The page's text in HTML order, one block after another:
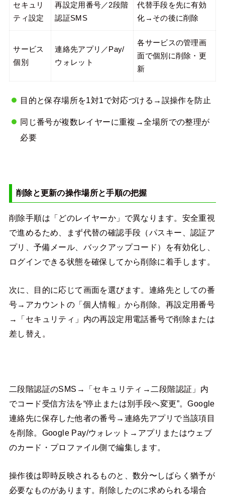
セキュリ
ティ設定
再設定用番号／2段階
認証SMS
代替手段を先に有効
化→その後に削除
サービス
個別
連絡先アプリ／Pay/
ウォレット
各サービスの管理画
面で個別に削除・更
新
目的と保存場所を1対1で対応づける→誤操作を防止
同じ番号が複数レイヤーに重複→全場所での整理が
必要
削除と更新の操作場所と手順の把握
削除手順は「どのレイヤーか」で異なります。安全重視
で進めるため、まず代替の確認手段（パスキー、認証ア
プリ、予備メール、バックアップコード）を有効化し、
ログインできる状態を確保してから削除に着手します。
次に、目的に応じて画面を選びます。連絡先としての番
号→アカウントの「個人情報」から削除。再設定用番号
→「セキュリティ」内の再設定用電話番号で削除または
差し替え。
二段階認証のSMS→「セキュリティ→二段階認証」内
でコード受信方法を“停止または別手段へ変更”。Google
連絡先に保存した他者の番号→連絡先アプリで当該項目
を削除。Google Pay/ウォレット→アプリまたはウェブ
のカード・プロファイル側で編集します。
操作後は即時反映されるものと、数分〜しばらく猶予が
必要なものがあります。削除したのに求められる場合